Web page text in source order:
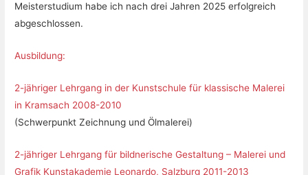
Meisterstudium habe ich nach drei Jahren 2025 erfolgreich
abgeschlossen.
Ausbildung:
2-jähriger Lehrgang in der Kunstschule für klassische Malerei
in Kramsach 2008-2010
(Schwerpunkt Zeichnung und Ölmalerei)
2-jähriger Lehrgang für bildnerische Gestaltung – Malerei und
Grafik Kunstakademie Leonardo, Salzburg 2011-2013